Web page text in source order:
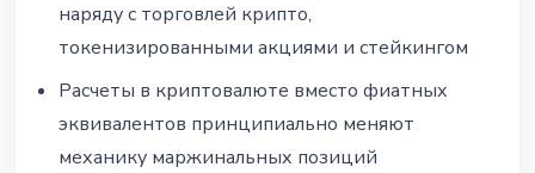
наряду с торговлей крипто,
токенизированными акциями и стейкингом
Расчеты в криптовалюте вместо фиатных
эквивалентов принципиально меняют
механику маржинальных позиций